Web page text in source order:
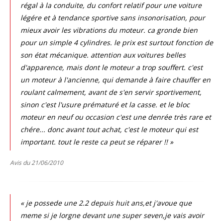
régal à la conduite, du confort relatif pour une voiture
légére et à tendance sportive sans insonorisation, pour
mieux avoir les vibrations du moteur. ca gronde bien
pour un simple 4 cylindres. le prix est surtout fonction de
son état mécanique. attention aux voitures belles
d'apparence, mais dont le moteur a trop souffert. c'est
un moteur à l'ancienne, qui demande à faire chauffer en
roulant calmement, avant de s'en servir sportivement,
sinon c'est l'usure prématuré et la casse. et le bloc
moteur en neuf ou occasion c'est une denrée très rare et
chére... donc avant tout achat, c'est le moteur qui est
important. tout le reste ca peut se réparer !! »
Avis du 21/06/2010
« je possede une 2.2 depuis huit ans,et j'avoue que
meme si je lorgne devant une super seven,je vais avoir